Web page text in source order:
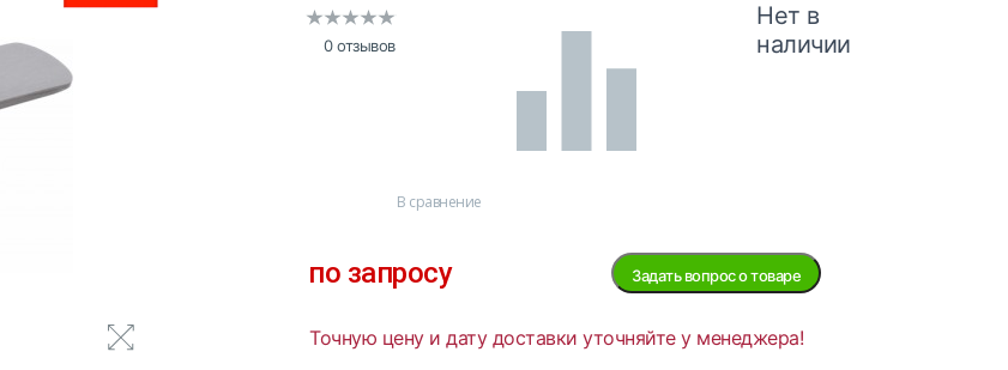
0 отзывов
В сравнение
Нет в
наличии
по запросу Задать вопрос о товаре
Точную цену и дату доставки уточняйте у менеджера!